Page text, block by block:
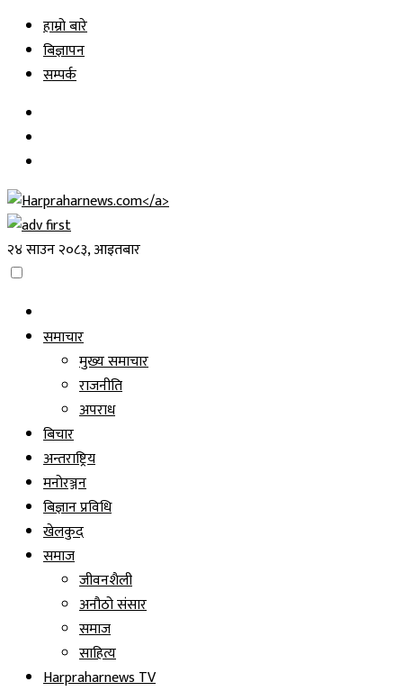
Skip
content
हाम्रो बारे
बिज्ञापन
सम्पर्क
२४ साउन २०८३, आइतबार
समाचार
मुख्य समाचार
राजनीति
अपराध
बिचार
अन्तराष्ट्रिय
मनोरञ्जन
बिज्ञान प्रविधि
खेलकुद
समाज
जीवनशैली
अनौठो संसार
समाज
साहित्य
Harpraharnews TV